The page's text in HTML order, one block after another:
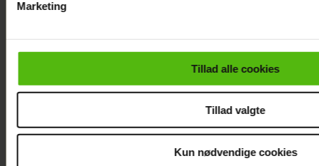
cookiepolitik.
Marketing
Tillad alle cookies
Tillad valgte
Kun nødvendige cookies